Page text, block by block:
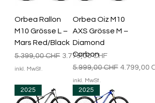
Orbea Rallon
M10 Grösse L –
Mars Red/Black
Standardpreis
5.399,00 CHF Sale-Preis
3.779,00 CHF
inkl. MwSt.
Orbea Oiz M10
AXS Grösse M –
Diamond
Carbon
Standardpreis
5.999,00 CHF Sale-Preis
4.799,00
inkl. MwSt.
2025 2025